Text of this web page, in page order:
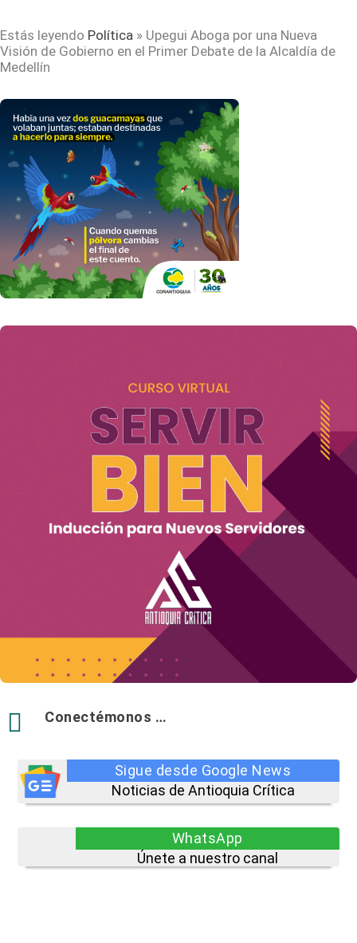
Estás leyendo Política » Upegui Aboga por una Nueva
Visión de Gobierno en el Primer Debate de la Alcaldía de
Medellín
 Conectémonos …
Sigue desde Google News
Noticias de Antioquia Crítica
WhatsApp
Únete a nuestro canal